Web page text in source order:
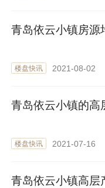
青岛依云小镇房源
楼盘快讯 2021-08-02
青岛依云小镇的高
楼盘快讯 2021-07-16
青岛依云小镇高层